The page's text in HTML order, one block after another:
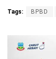
Tags: BPBD